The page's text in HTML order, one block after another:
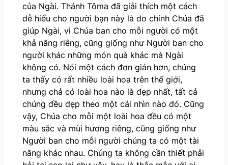
của Ngài. Thánh Tôma đã giải thích một cách
dễ hiểu cho người bạn này là do chính Chúa đã
giúp Ngài, vì Chúa ban cho mỗi người có một
khả năng riêng, cũng giống như Người ban cho
người khác những món quà khác mà Ngài
không có. Nói một cách đơn giản hơn, chúng
ta thấy có rất nhiều loài hoa trên thế giới,
nhưng chả có loài hoa nào là đẹp nhất, tất cả
chúng đều đẹp theo một cái nhìn nào đó. Cũng
vậy, Chúa cho mỗi một loài hoa đều có một
màu sắc và mùi hương riêng, cũng giống như
Người ban cho mỗi người chúng ta có một tài
năng khác nhau. Chúng ta không cần thiết phải